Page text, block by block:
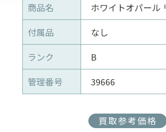
商品名
ホワイトオパール
付属品
なし
ランク
B
管理番号
39666
買取参考価格